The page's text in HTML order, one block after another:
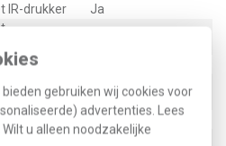
gebruiken wij cookies voor
advertenties. Lees
Wilt u alleen noodzakelijke
IR-drukker
Ja
drukker
Ja
0,3 Watt (W)
Ja